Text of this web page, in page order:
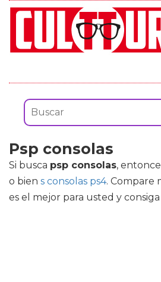
Psp consolas
Si busca psp consolas,
o bien s consolas ps4. Compare
es el mejor para usted y